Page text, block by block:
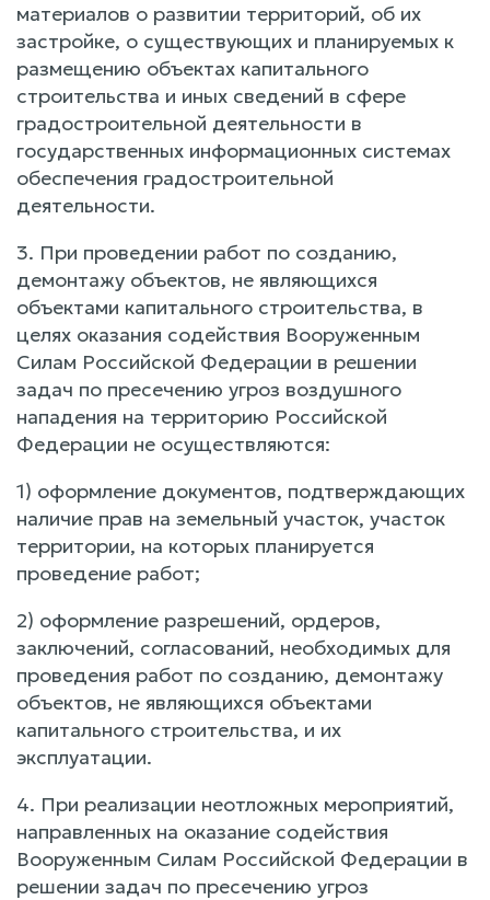
материалов о развитии территорий, об их
застройке, о существующих и планируемых к
размещению объектах капитального
строительства и иных сведений в сфере
градостроительной деятельности в
государственных информационных системах
обеспечения градостроительной
деятельности.
3. При проведении работ по созданию,
демонтажу объектов, не являющихся
объектами капитального строительства, в
целях оказания содействия Вооруженным
Силам Российской Федерации в решении
задач по пресечению угроз воздушного
нападения на территорию Российской
Федерации не осуществляются:
1) оформление документов, подтверждающих
наличие прав на земельный участок, участок
территории, на которых планируется
проведение работ;
2) оформление разрешений, ордеров,
заключений, согласований, необходимых для
проведения работ по созданию, демонтажу
объектов, не являющихся объектами
капитального строительства, и их
эксплуатации.
4. При реализации неотложных мероприятий,
направленных на оказание содействия
Вооруженным Силам Российской Федерации в
решении задач по пресечению угроз